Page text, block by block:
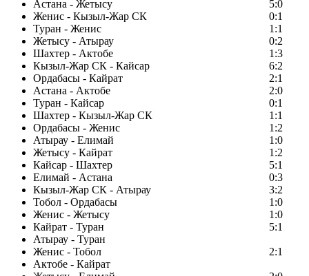
Астана - Жетысу
5:0
Женис - Кызыл-Жар СК
0:1
Туран - Женис
1:1
Жетысу - Атырау
0:2
Шахтер - Актобе
1:3
Кызыл-Жар СК - Кайсар
6:2
Ордабасы - Кайрат
2:1
Астана - Актобе
2:0
Туран - Кайсар
0:1
Шахтер - Кызыл-Жар СК
1:1
Ордабасы - Женис
1:2
Атырау - Елимай
1:0
Жетысу - Кайрат
1:2
Кайсар - Шахтер
5:1
Елимай - Астана
0:3
Кызыл-Жар СК - Атырау
3:2
Тобол - Ордабасы
1:0
Женис - Жетысу
1:0
Кайрат - Туран
5:1
Атырау - Туран
Женис - Тобол
2:1
Актобе - Кайрат